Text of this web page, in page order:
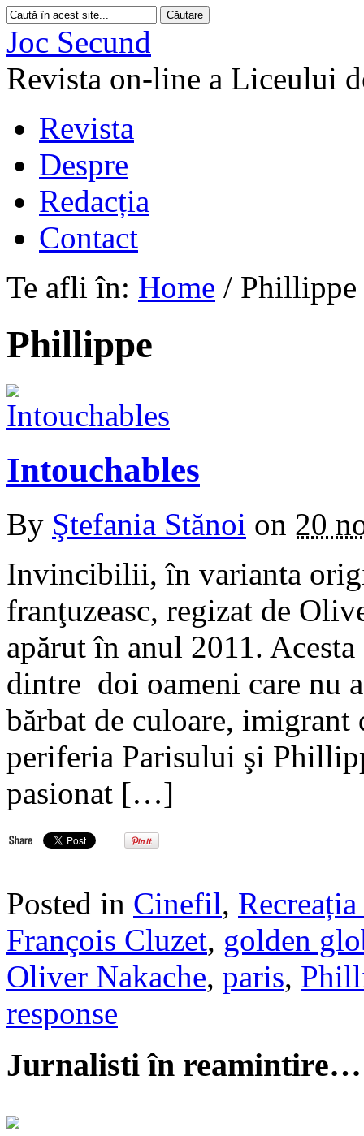
Joc Secund
Revista on-line a Liceului
Revista
Despre
Redacția
Contact
Te afli în: Home / Phillippe
Phillippe
Intouchables
By Ştefania Stănoi on 20
Invincibilii, în varianta
franţuzeasc, regizat de
apărut în anul 2011.
dintre doi oameni care nu
bărbat de culoare, imigrant
periferia Parisului şi
pasionat […]
Posted in Cinefil,
François Cluzet, golden
Oliver Nakache, paris,
response
Jurnalisti în reamintire…